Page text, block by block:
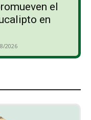
el
en
2026